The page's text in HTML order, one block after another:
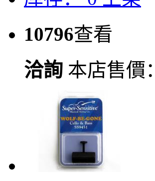
10796查看
洽詢 本店售價：